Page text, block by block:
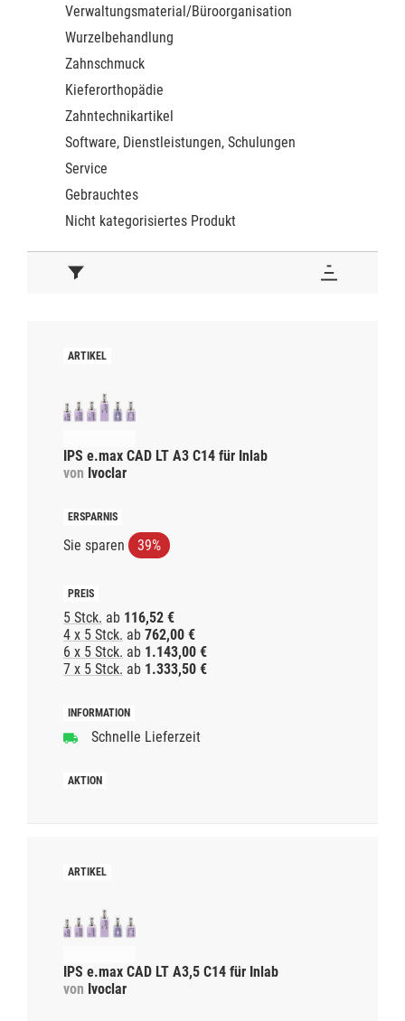
Verwaltungsmaterial/Büroorganisation
Wurzelbehandlung
Zahnschmuck
Kieferorthopädie
Zahntechnikartikel
Software, Dienstleistungen, Schulungen
Service
Gebrauchtes
Nicht kategorisiertes Produkt
IPS e.max CAD LT A3 C14 für Inlab
von Ivoclar
Sie sparen 39%
5 Stck. ab 116,52 €
4 x 5 Stck. ab 762,00 €
6 x 5 Stck. ab 1.143,00 €
7 x 5 Stck. ab 1.333,50 €
Schnelle Lieferzeit
IPS e.max CAD LT A3,5 C14 für Inlab
von Ivoclar